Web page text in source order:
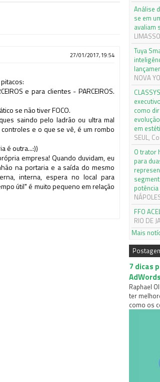
27/01/2017, 19:54
e para clientes - PARCEIROS.
se não tiver FOCO.
saindo pelo ladrão ou ultra mal
e o que se vê, é um rombo
é outra...:))
empresa! Quando duvidam, eu
na portaria e a saída do mesmo
interna, espera no local para
útil" é muito pequeno em relação
Análise
se em
avaliam
Tuya
NOVA
como
em
SEUL,
O trator
para
potência
FFO
RIO DE
Mais
7 dicas
Raphael
ter
como os